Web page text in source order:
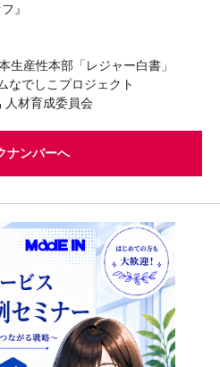
』
生産性本部「レジャー白書」
なでしこプロジェクト
人材育成委員会
ナンバーへ